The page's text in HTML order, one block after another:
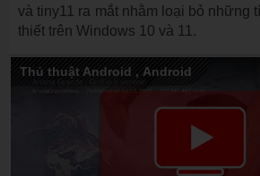
và tiny11 ra mắt nhằm loại bỏ những
thiết trên Windows 10 và 11.
Thủ thuật Android , Android